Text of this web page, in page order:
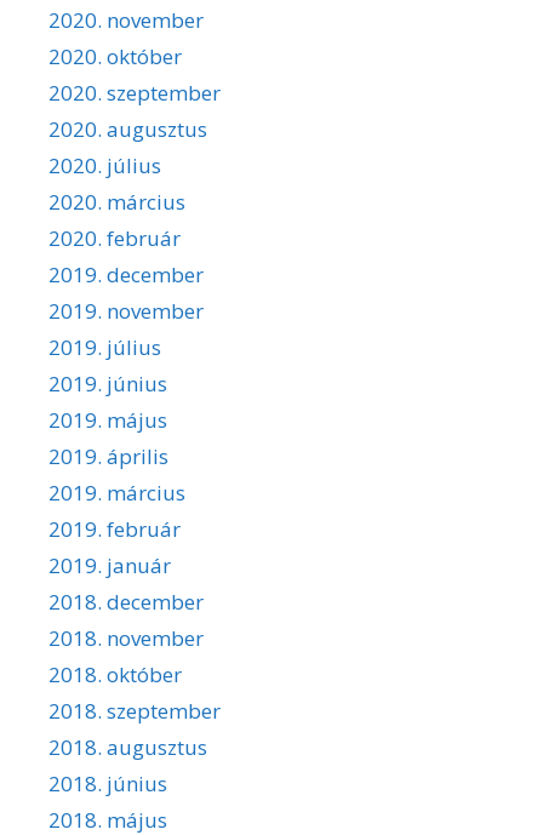
2020. november
2020. október
2020. szeptember
2020. augusztus
2020. július
2020. március
2020. február
2019. december
2019. november
2019. július
2019. június
2019. május
2019. április
2019. március
2019. február
2019. január
2018. december
2018. november
2018. október
2018. szeptember
2018. augusztus
2018. június
2018. május